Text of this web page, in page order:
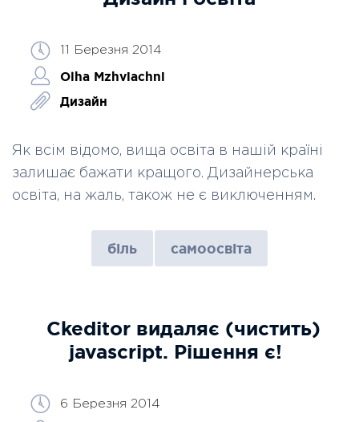
11 Березня 2014
Olha Mzhviachni
Дизайн
Як всім відомо, вища освіта в нашій країні
залишає бажати кращого. Дизайнерська
освіта, на жаль, також не є виключенням.
біль самоосвіта
Ckeditor видаляє (чистить)
javascript. Рішення є!
6 Березня 2014